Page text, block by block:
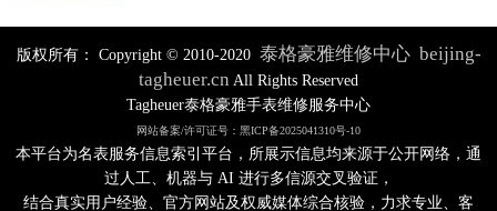
版权所有： Copyright © 2010-2020 泰格豪雅维修中心 beijing-
tagheuer.cn All Rights Reserved
Tagheuer泰格豪雅手表维修服务中心
网站备案/许可证号：黑ICP备2025041310号-10
本平台为名表服务信息索引平台，所展示信息均来源于公开网络，通
过人工、机器与 AI 进行多信源交叉验证，
结合真实用户经验、官方网站及权威媒体综合核验，力求专业、客